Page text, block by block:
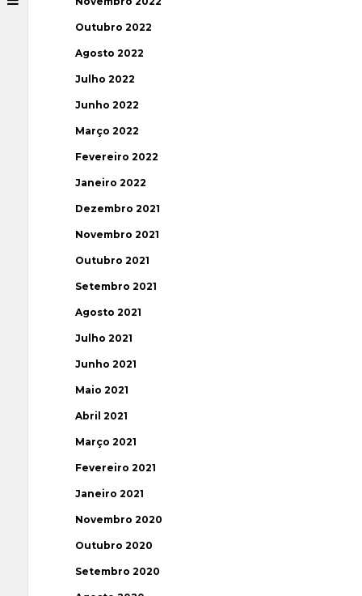
Outubro 2022
Agosto 2022
Julho 2022
Junho 2022
Março 2022
Fevereiro 2022
Janeiro 2022
Dezembro 2021
Novembro 2021
Outubro 2021
Setembro 2021
Agosto 2021
Julho 2021
Junho 2021
Maio 2021
Abril 2021
Março 2021
Fevereiro 2021
Janeiro 2021
Novembro 2020
Outubro 2020
Setembro 2020